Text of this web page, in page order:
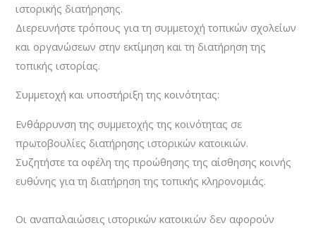
ιστορικής διατήρησης.
Διερευνήστε τρόπους για τη συμμετοχή τοπικών σχολείων
και οργανώσεων στην εκτίμηση και τη διατήρηση της
τοπικής ιστορίας.
Συμμετοχή και υποστήριξη της κοινότητας:
Ενθάρρυνση της συμμετοχής της κοινότητας σε
πρωτοβουλίες διατήρησης ιστορικών κατοικιών.
Συζητήστε τα οφέλη της προώθησης της αίσθησης κοινής
ευθύνης για τη διατήρηση της τοπικής κληρονομιάς.
Οι αναπαλαιώσεις ιστορικών κατοικιών δεν αφορούν